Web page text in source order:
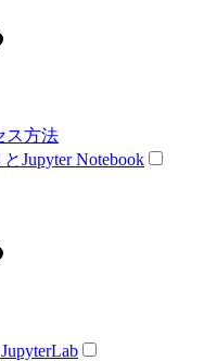
ス方法
Jupyter Notebook